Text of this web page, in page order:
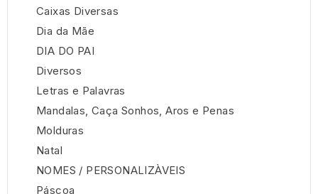
Caixas Diversas
Dia da Mãe
DIA DO PAI
Diversos
Letras e Palavras
Mandalas, Caça Sonhos, Aros e Penas
Molduras
Natal
NOMES / PERSONALIZÀVEIS
Páscoa